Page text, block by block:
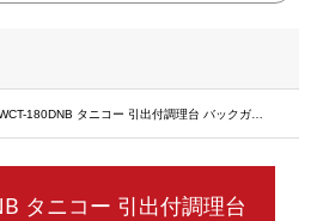
180DNB タニコー 引出付調理台 バックガードなし
タニコー 引出付調理台